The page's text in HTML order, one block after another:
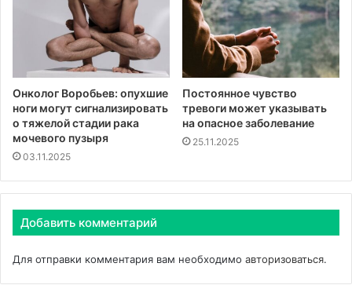
Онколог Воробьев: опухшие
ноги могут сигнализировать
о тяжелой стадии рака
мочевого пузыря
03.11.2025
Постоянное чувство
тревоги может указывать
на опасное заболевание
25.11.2025
Добавить комментарий
Для отправки комментария вам необходимо авторизоваться.